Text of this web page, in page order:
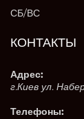
СБ/ВС
КОНТАКТЫ
Адрес:
г.Киев ул.
Телефоны: